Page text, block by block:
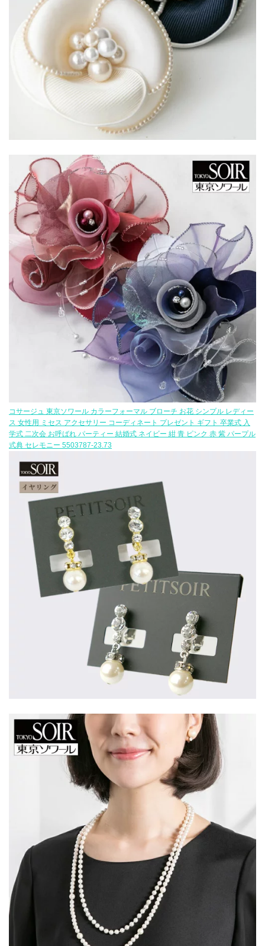
コサージュ 東京ソワール カラーフォーマル ブローチ お花 シンプル レディー
ス 女性用 ミセス アクセサリー コーディネート プレゼント ギフト 卒業式 入
学式 二次会 お呼ばれ パーティー 結婚式 ネイビー 紺 青 ピンク 赤 紫 パープル
式典 セレモニー 5503787-23.73